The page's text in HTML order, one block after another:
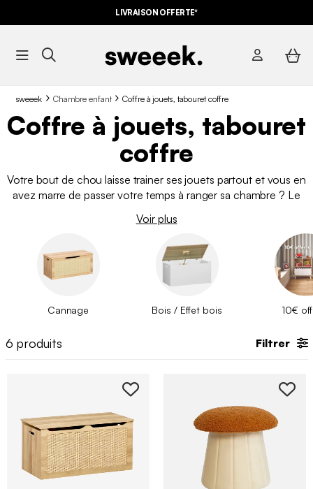
LIVRAISON OFFERTE*
sweeek Chambre enfant Coffre à jouets, tabouret coffre
Coffre à jouets, tabouret
coffre
Votre bout de chou laisse trainer ses jouets partout et vous en
avez marre de passer votre temps à ranger sa chambre ? Le
permet à votre enfant d’accéder facilement à ses jouets et de
les ranger tout seul. Découvrez notre gamme de coffre à
jouets et de tabourets coffre, des modèles qui plairont autant
aux parents qu’aux enfants.
Voir plus
Cannage Bois / Effet bois 10€
6 produits Filtrer